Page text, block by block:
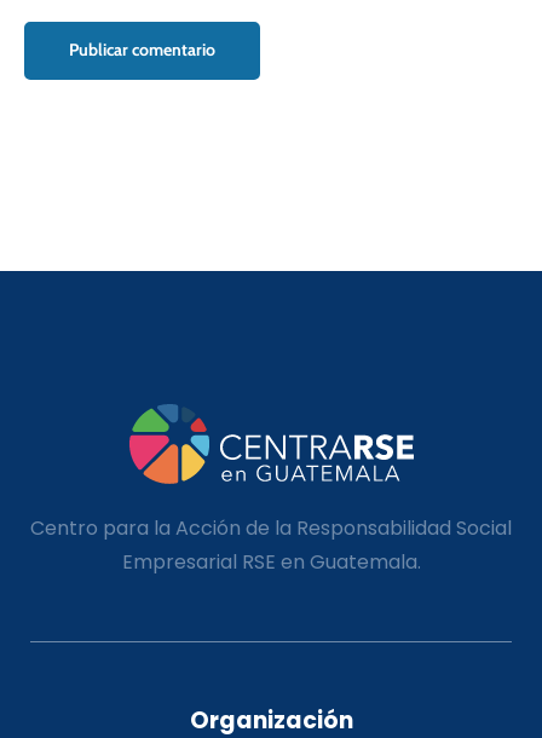
Centro para la Acción de la Responsabilidad Social
Empresarial RSE en Guatemala.
Organización